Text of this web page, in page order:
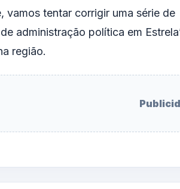
vamos tentar corrigir uma série
administração política em
região.